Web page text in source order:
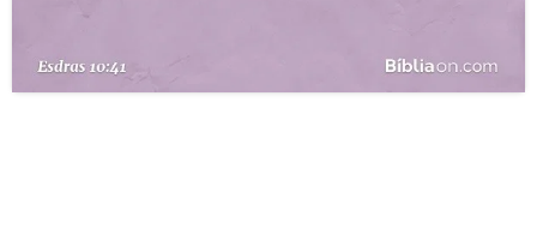
PERGUNTE À BÍBLIA IA